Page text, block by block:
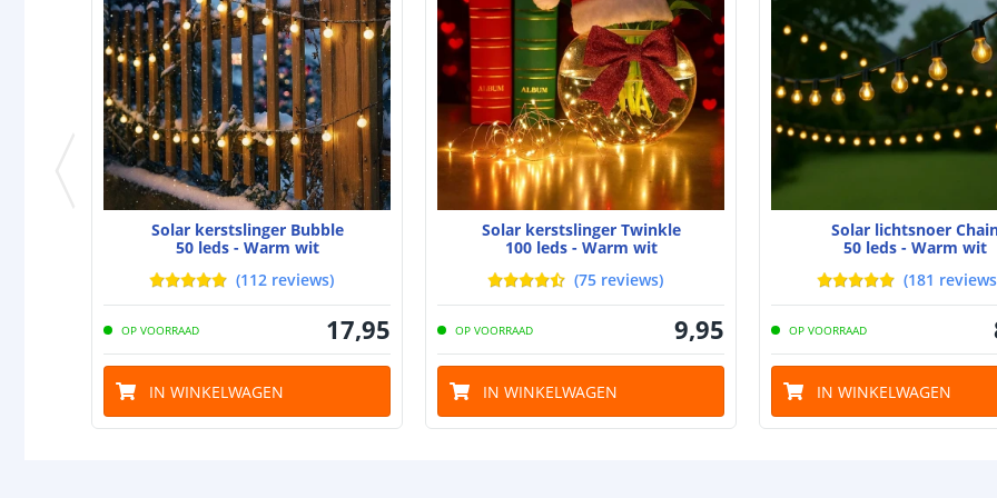
Batterij
Type batterij
Capaciteit
Aantal
Brandduur
Solar
Type paneel
Afmetingen
Solar kerstslinger Bubble
50 leds - Warm wit
(112 reviews)
OP VOORRAAD 17,95
IN WINKELWAGEN
Solar kerstslinger Twinkle
100 leds - Warm wit
(75 reviews)
OP VOORRAAD 9,95
IN WINKELWAGEN
Solar lichtsnoer
50 leds - Warm wit
(181 reviews
OP VOORRAAD
IN WINKELWAGEN